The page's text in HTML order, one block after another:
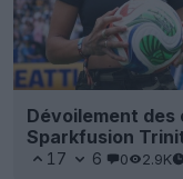
Dévoilement des
Sparkfusion
17 6 0 2.9K